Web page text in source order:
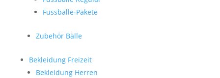
Fussbälle-Pakete
Zubehör Bälle
Bekleidung Freizeit
Bekleidung Herren